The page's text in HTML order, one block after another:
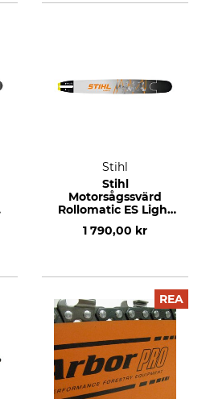
Stihl
Stihl
Motorsågssvärd
Rollomatic ES Light
3/8", 1,6 mm, 20", 72
DL
1 790,00 kr
REA